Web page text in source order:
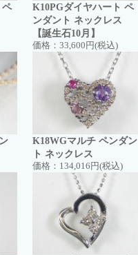
ペ
K10PGダイヤハート ペ
ンダント ネックレス
【誕生石10月】
価格： 33,600円(税込)
K18WGマルチ ペンダン
ト ネックレス
価格： 134,016円(税込)